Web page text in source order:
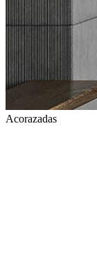
Acorazadas